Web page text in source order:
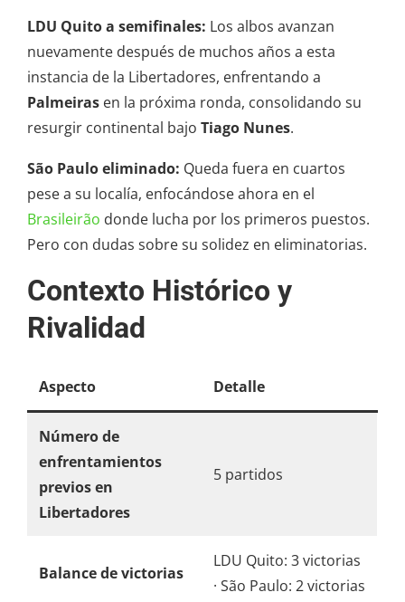
LDU Quito a semifinales: Los albos avanzan
nuevamente después de muchos años a esta
instancia de la Libertadores, enfrentando a
Palmeiras en la próxima ronda, consolidando su
resurgir continental bajo Tiago Nunes.
São Paulo eliminado: Queda fuera en cuartos
pese a su localía, enfocándose ahora en el
Brasileirão donde lucha por los primeros puestos.
Pero con dudas sobre su solidez en eliminatorias.
Contexto Histórico y
Rivalidad
Aspecto Detalle
Número de
enfrentamientos
previos en
Libertadores
5 partidos
Balance de victorias
LDU Quito: 3 victorias
· São Paulo: 2 victorias